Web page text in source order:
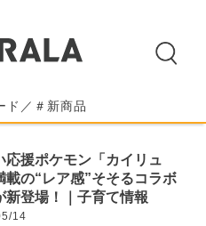
ド／＃新商品
応援ポケモン「カイリュ
載の“レア感”そそるコラボ
新登場！｜子育て情報
14